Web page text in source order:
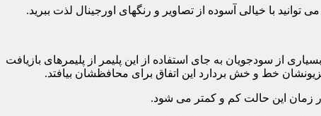
سودجویان به جای استفاده از این پلیمر از پلیمرهای بازیافت
خط و خش بردارد این اتفاق برای محافظشان بیافتد.